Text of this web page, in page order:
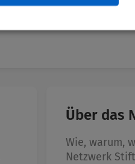
Über das
Wie, warum,
Netzwerk